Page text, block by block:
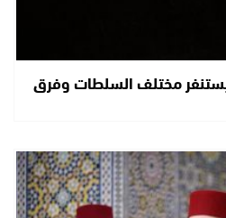
مختلف السلطات وفرق